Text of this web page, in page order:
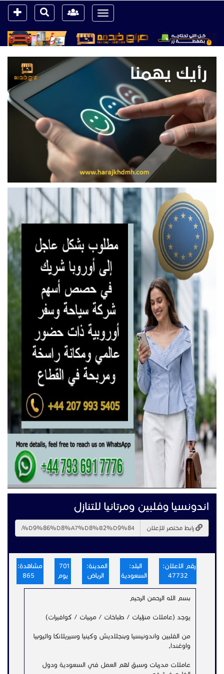
Toggle
navigation
اندونسيا وفلبين ومرتانيا للتنازل
رابط مختصر للإعلان
رقم الاعلان:
47732
البلد:
السعودية
المدينة:
الرياض
يوم
مشاهدة:
بسم الله الرحمن الرحيم
يوجد (عاملات منزليات / طباخات / مربيات / كوافيرات)
من الفلبين واندونيسيا وبنجلاديش وكينيا وسيريلانكا واثيوبيا
واوغندا,
عاملات مدربات وسبق لهم العمل في السعودية ودول